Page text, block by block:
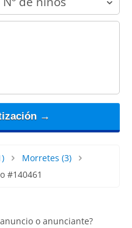
→
Morretes (3)
#140461
o anunciante?